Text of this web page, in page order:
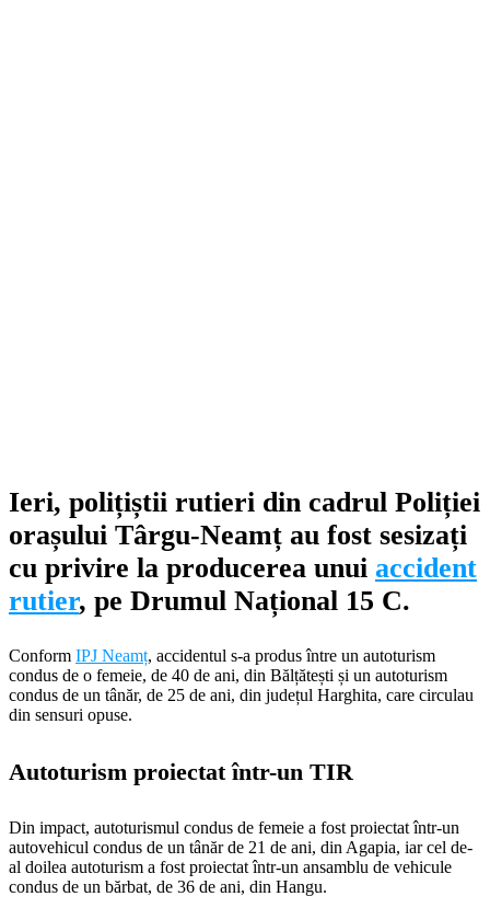
Ieri, polițiștii rutieri din cadrul Poliției
orașului Târgu-Neamț au fost sesizați
cu privire la producerea unui accident
rutier, pe Drumul Național 15 C.
Conform IPJ Neamț, accidentul s-a produs între un autoturism
condus de o femeie, de 40 de ani, din Bălțătești și un autoturism
condus de un tânăr, de 25 de ani, din județul Harghita, care circulau
din sensuri opuse.
Autoturism proiectat într-un TIR
Din impact, autoturismul condus de femeie a fost proiectat într-un
autovehicul condus de un tânăr de 21 de ani, din Agapia, iar cel de-
al doilea autoturism a fost proiectat într-un ansamblu de vehicule
condus de un bărbat, de 36 de ani, din Hangu.